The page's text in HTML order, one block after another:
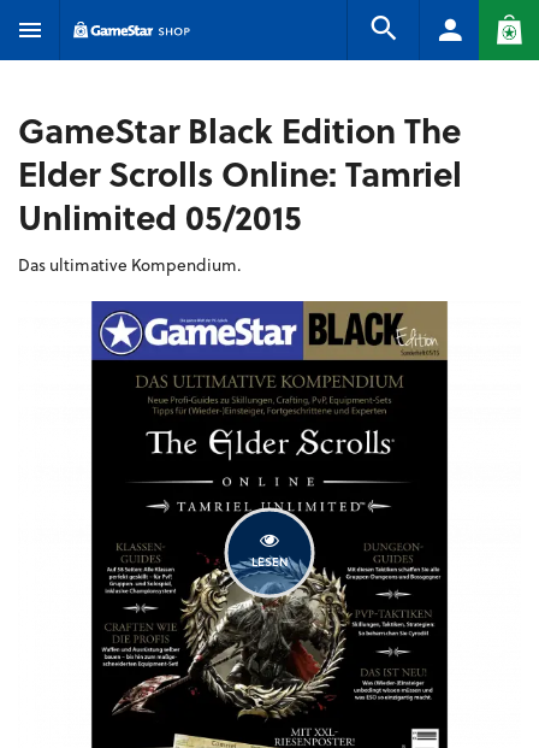
GameStar Black Edition The
Elder Scrolls Online: Tamriel
Unlimited 05/2015
Das ultimative Kompendium.
LESEN